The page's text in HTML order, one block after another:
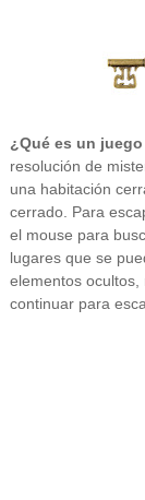
¿Qué es un
resolución de
una habitación
cerrado. Para
el mouse para
lugares que se
elementos
continuar para